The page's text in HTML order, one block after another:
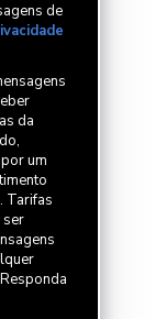
de
da
um
Tarifas
ser